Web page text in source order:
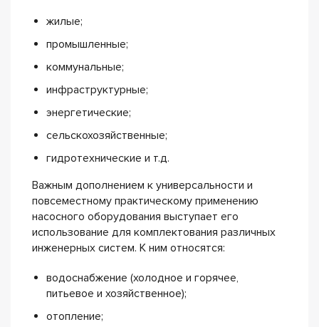
жилые;
промышленные;
коммунальные;
инфраструктурные;
энергетические;
сельскохозяйственные;
гидротехнические и т.д.
Важным дополнением к универсальности и
повсеместному практическому применению
насосного оборудования выступает его
использование для комплектования различных
инженерных систем. К ним относятся:
водоснабжение (холодное и горячее,
питьевое и хозяйственное);
отопление;